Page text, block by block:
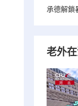
承德解鎖
老外